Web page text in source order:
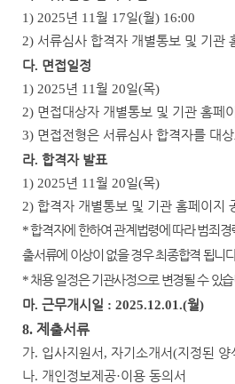
1) 2025년 11월 17일(월) 16:00
2) 서류심사 합격자 개별통보 및 기관
다. 면접일정
1) 2025년 11월 20일(목)
2) 면접대상자 개별통보 및 기관 홈페
3) 면접전형은 서류심사 합격자를 대
라. 합격자 발표
1) 2025년 11월 20일(목)
2) 합격자 개별통보 및 기관 홈페이지
*합격자에 한하여 관계법령에 따라 범죄
출서류에 이상이 없을 경우 최종합격 됩니
*채용 일정은 기관사정으로 변경될 수 있
마. 근무개시일 : 2025.12.01.(월)
8. 제출서류
가. 입사지원서 , 자기소개서(지정된 양
나. 개인정보제공·이용 동의서